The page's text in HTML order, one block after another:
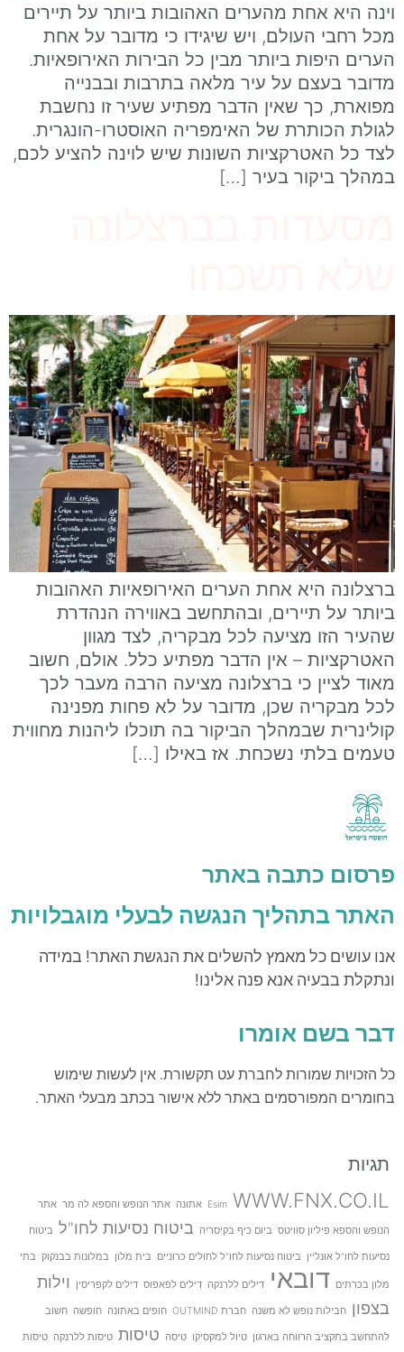
וינה היא אחת מהערים האהובות ביותר על תיירים
מכל רחבי העולם, ויש שיגידו כי מדובר על אחת
הערים היפות ביותר מבין כל הבירות האירופאיות.
מדובר בעצם על עיר מלאה בתרבות ובבנייה
מפוארת, כך שאין הדבר מפתיע שעיר זו נחשבת
לגולת הכותרת של האימפריה האוסטרו-הונגרית.
לצד כל האטרקציות השונות שיש לוינה להציע לכם,
במהלך ביקור בעיר […]
ברצלונה היא אחת הערים האירופאיות האהובות
ביותר על תיירים, ובהתחשב באווירה הנהדרת
שהעיר הזו מציעה לכל מבקריה, לצד מגוון
האטרקציות – אין הדבר מפתיע כלל. אולם, חשוב
מאוד לציין כי ברצלונה מציעה הרבה מעבר לכך
לכל מבקריה שכן, מדובר על לא פחות מפנינה
קולינרית שבמהלך הביקור בה תוכלו ליהנות מחווית
טעמים בלתי נשכחת. אז באילו […]
פרסום כתבה באתר
האתר בתהליך הנגשה לבעלי מוגבלויות
אנו עושים כל מאמץ להשלים את הנגשת האתר! במידה
ונתקלת בבעיה אנא פנה אלינו!
דבר בשם אומרו
כל הזכויות שמורות לחברת עט תקשורת. אין לעשות שימוש
בחומרים המפורסמים באתר ללא אישור בכתב מבעלי האתר.
תגיות
Esim WWW.FNX.CO.IL אתונה אתר הנופש והספא לה מר אתר
הנופש והספא פיליון סוויטס ביום כיף בקיסריה ביטוח נסיעות לחו"ל ביטוח
נסיעות לחו"ל אונליין ביטוח נסיעות לחו"ל לחולים כרוניים בית מלון במלונות בבנקוק בתי
מלון בכרתים דובאי דילים ללרנקה דילים לפאפוס דילים לקפריסין
וילות
בצפון חבילות נופש לא משנה חברת OUTMIND חופים באתונה חופשה חשוב
להתחשב בתקציב הרווחה בארגון טיול למקסיקו טיסה טיסות טיסות ללרנקה טיסות